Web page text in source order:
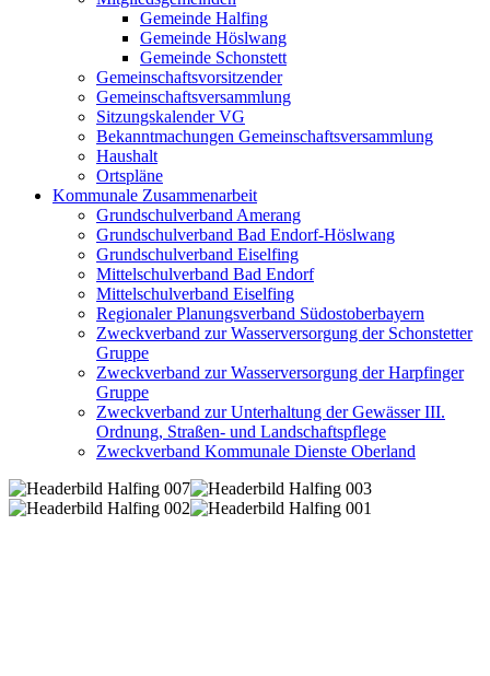
Gemeinde Halfing
Gemeinde Höslwang
Gemeinde Schonstett
Gemeinschaftsvorsitzender
Gemeinschaftsversammlung
Sitzungskalender VG
Bekanntmachungen Gemeinschaftsversammlung
Haushalt
Ortspläne
Kommunale Zusammenarbeit
Grundschulverband Amerang
Grundschulverband Bad Endorf-Höslwang
Grundschulverband Eiselfing
Mittelschulverband Bad Endorf
Mittelschulverband Eiselfing
Regionaler Planungsverband Südostoberbayern
Zweckverband zur Wasserversorgung der Schonstetter
Gruppe
Zweckverband zur Wasserversorgung der Harpfinger
Gruppe
Zweckverband zur Unterhaltung der Gewässer III.
Ordnung, Straßen- und Landschaftspflege
Zweckverband Kommunale Dienste Oberland